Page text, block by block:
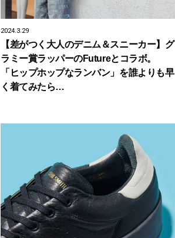
2024.3.29
【差がつく大人のデニム＆スニーカー】グ
ラミー賞ラッパーのFutureとコラボ。
「ヒップホップなランバン」を誰よりも早
く着てみたら…